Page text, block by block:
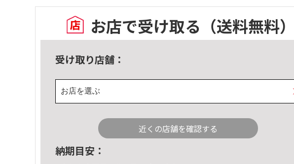
お店で受け取る （送料無料）
受け取り店舗：
お店を選ぶ
近くの店舗を確認する
納期目安：